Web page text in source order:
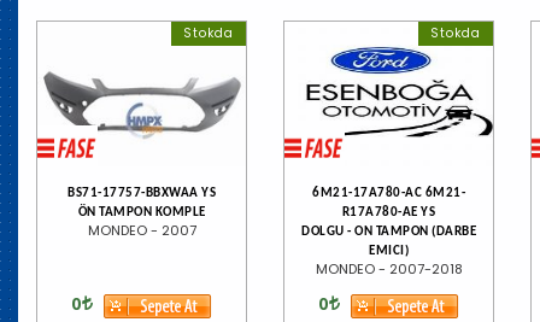
Stokda
BS71-17757-BBXWAA YS
ÖN TAMPON KOMPLE
MONDEO - 2007
0
Stokda
6M21-17A780-AC 6M21-
R17A780-AE YS
DOLGU - ON TAMPON (DARBE
EMICI)
MONDEO - 2007-2018
0